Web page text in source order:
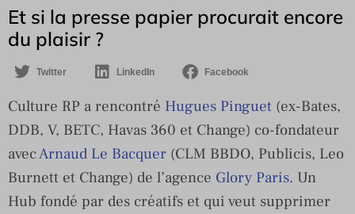
Et si la presse papier procurait encore
du plaisir ?
Twitter LinkedIn Facebook
Culture RP a rencontré Hugues Pinguet (ex-Bates,
DDB, V, BETC, Havas 360 et Change) co-fondateur
avecArnaud Le Bacquer (CLM BBDO, Publicis, Leo
Burnett et Change) de l’agence Glory Paris. Un
Hub fondé par des créatifs et qui veut supprimer